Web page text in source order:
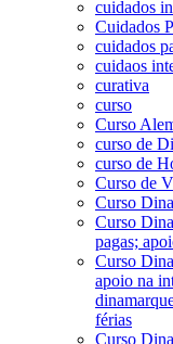
cuidados
Cuidados
cuidados
cuidaos
curativa
curso
Curso
curso de
curso de
Curso de
Curso
Curso
pagas;
Curso
apoio na
férias
Curso